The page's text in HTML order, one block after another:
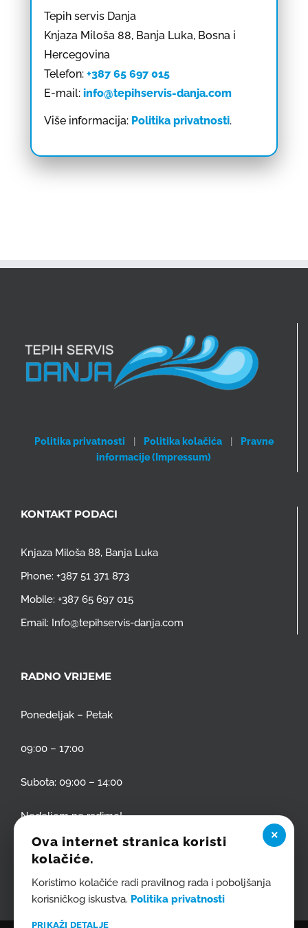
Tepih servis Danja
Knjaza Miloša 88, Banja Luka, Bosna i
Hercegovina
Telefon: +387 65 697 015
E-mail: info@tepihservis-danja.com
Više informacija: Politika privatnosti.
Politika privatnosti Politika kolačića
Pravne
informacije (Impressum)
KONTAKT PODACI
Knjaza Miloša 88, Banja Luka
Phone: +387 51 371 873
Mobile: +387 65 697 015
Email: Info@tepihservis-danja.com
RADNO VRIJEME
Ponedeljak – Petak
09:00 – 17:00
Subota: 09:00 – 14:00
Nedeljom ne radimo!
×
Ova internet stranica koristi
kolačiće.
Koristimo kolačiće radi pravilnog rada i poboljšanja
korisničkog iskustva. Politika privatnosti
PRIKAŽI DETALJE